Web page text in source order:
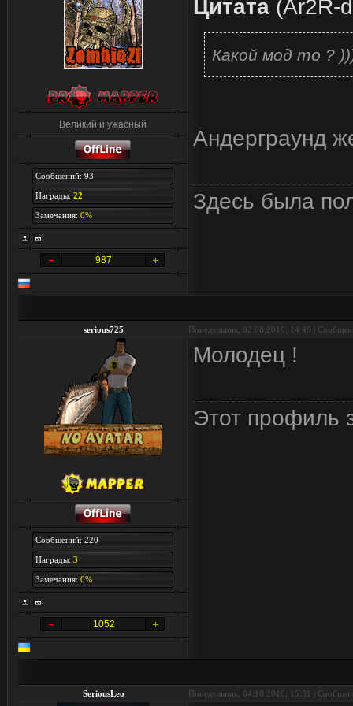
Великий и ужасный
Сообщений: 93
Награды: 22
Замечания: 0%
987
Цитата (Ar2R-
Какой мод то ?
Андерграунд
Здесь была
serious725 Понедельник, 02.08.2010, 14:49 |
Сообщений: 220
Награды: 3
Замечания: 0%
1052
Молодец !
Этот профиль
SeriousLeo Понедельник, 04.10.2010, 15:31 |